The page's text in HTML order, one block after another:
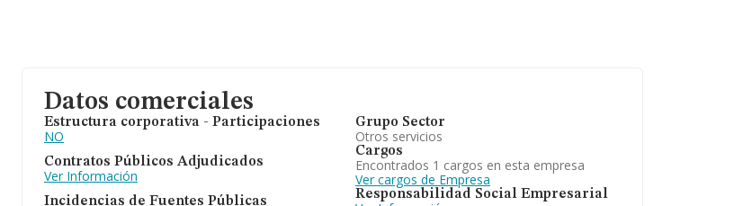
Datos comerciales
Estructura corporativa - Participaciones
NO
Contratos Públicos Adjudicados
Ver Información
Incidencias de Fuentes Públicas
Grupo Sector
Otros servicios
Cargos
Encontrados 1 cargos en esta empresa
Ver cargos de Empresa
Responsabilidad Social Empresarial